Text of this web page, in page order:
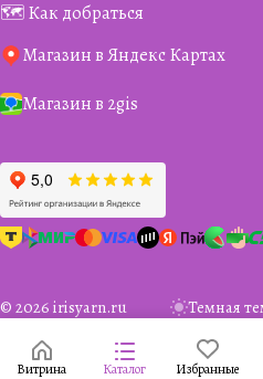
🗺️ Как добраться
Магазин в Яндекс Картах
Магазин в 2gis
© 2026 irisyarn.ru Темная
Витрина Каталог Избранные